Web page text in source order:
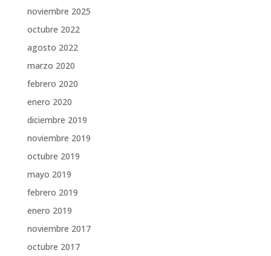
noviembre 2025
octubre 2022
agosto 2022
marzo 2020
febrero 2020
enero 2020
diciembre 2019
noviembre 2019
octubre 2019
mayo 2019
febrero 2019
enero 2019
noviembre 2017
octubre 2017